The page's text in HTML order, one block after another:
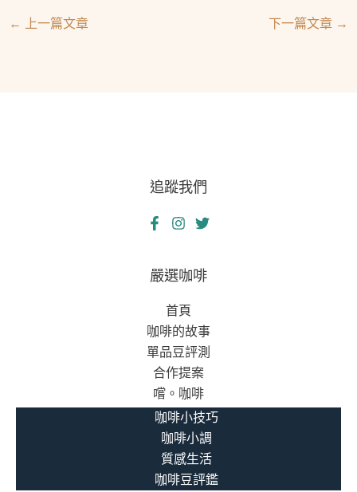
← 上一篇文章 下一篇文章 →
追蹤我們
嚴選咖啡
首頁
咖啡的故事
單品豆評測
合作提案
嚐。咖啡
咖啡小技巧
咖啡小調
質感生活
咖啡豆評鑑